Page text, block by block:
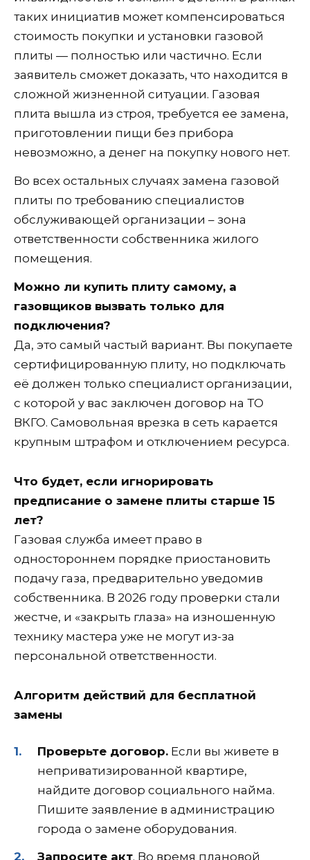
таких инициатив может компенсироваться
стоимость покупки и установки газовой
плиты — полностью или частично. Если
заявитель сможет доказать, что находится в
сложной жизненной ситуации. Газовая
плита вышла из строя, требуется ее замена,
приготовлении пищи без прибора
невозможно, а денег на покупку нового нет.
Во всех остальных случаях замена газовой
плиты по требованию специалистов
обслуживающей организации – зона
ответственности собственника жилого
помещения.
Можно ли купить плиту самому, а
газовщиков вызвать только для
подключения?
Да, это самый частый вариант. Вы покупаете
сертифицированную плиту, но подключать
её должен только специалист организации,
с которой у вас заключен договор на ТО
ВКГО. Самовольная врезка в сеть карается
крупным штрафом и отключением ресурса.
Что будет, если игнорировать
предписание о замене плиты старше 15
лет?
Газовая служба имеет право в
одностороннем порядке приостановить
подачу газа, предварительно уведомив
собственника. В 2026 году проверки стали
жестче, и «закрыть глаза» на изношенную
технику мастера уже не могут из-за
персональной ответственности.
Алгоритм действий для бесплатной
замены
Проверьте договор. Если вы живете в
неприватизированной квартире,
найдите договор социального найма.
Пишите заявление в администрацию
города о замене оборудования.
Запросите акт. Во время плановой